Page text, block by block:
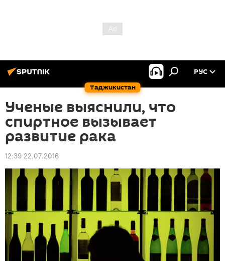
Таджикистан
РУС
Ученые выяснили, что
спиртное вызывает
развитие рака
12:39 22.07.2016